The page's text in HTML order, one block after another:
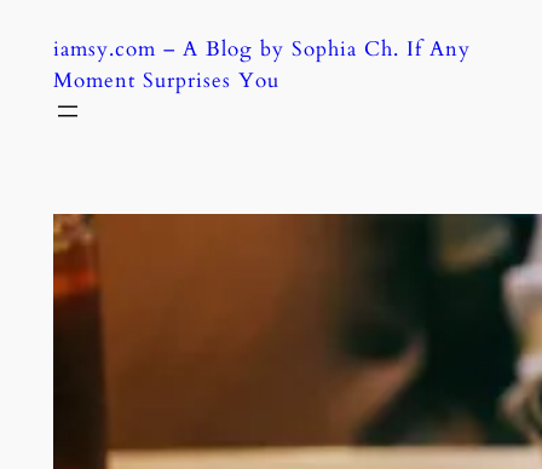
content
iamsy.com – A Blog by Sophia Ch. If Any
Moment Surprises You